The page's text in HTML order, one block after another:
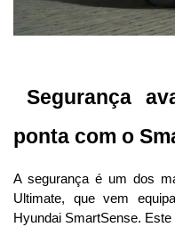
Segurança
ponta com o
A segurança é um dos
Ultimate, que vem
Hyundai SmartSense.